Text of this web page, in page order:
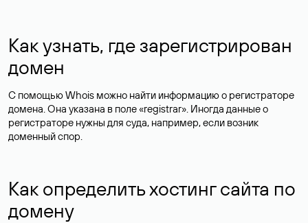
Как узнать, где зарегистрирован
домен
С помощью Whois можно найти информацию о регистраторе
домена. Она указана в поле «registrar». Иногда данные о
регистраторе нужны для суда, например, если возник
доменный спор.
Как определить хостинг сайта по
домену